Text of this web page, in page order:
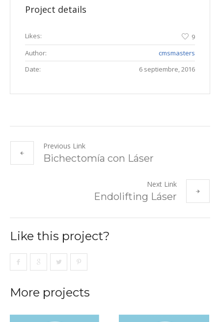
Project details
Likes:
9
Author:
cmsmasters
Date:
6 septiembre, 2016
Previous Link
Bichectomía con Láser
Next Link
Endolifting Láser
Like this project?
More projects